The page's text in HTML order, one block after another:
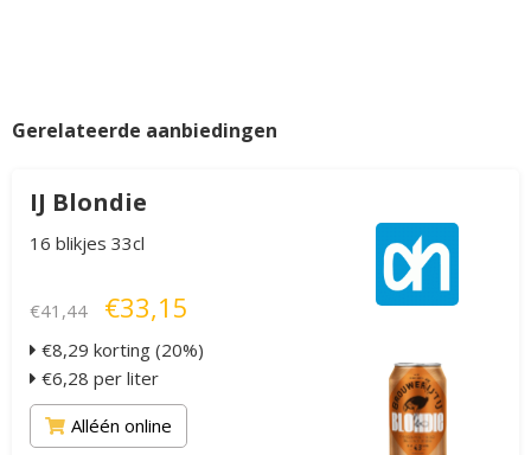
Gerelateerde aanbiedingen
IJ Blondie
16 blikjes 33cl
€41,44 €33,15
€8,29 korting (20%)
€6,28 per liter
Alléén online